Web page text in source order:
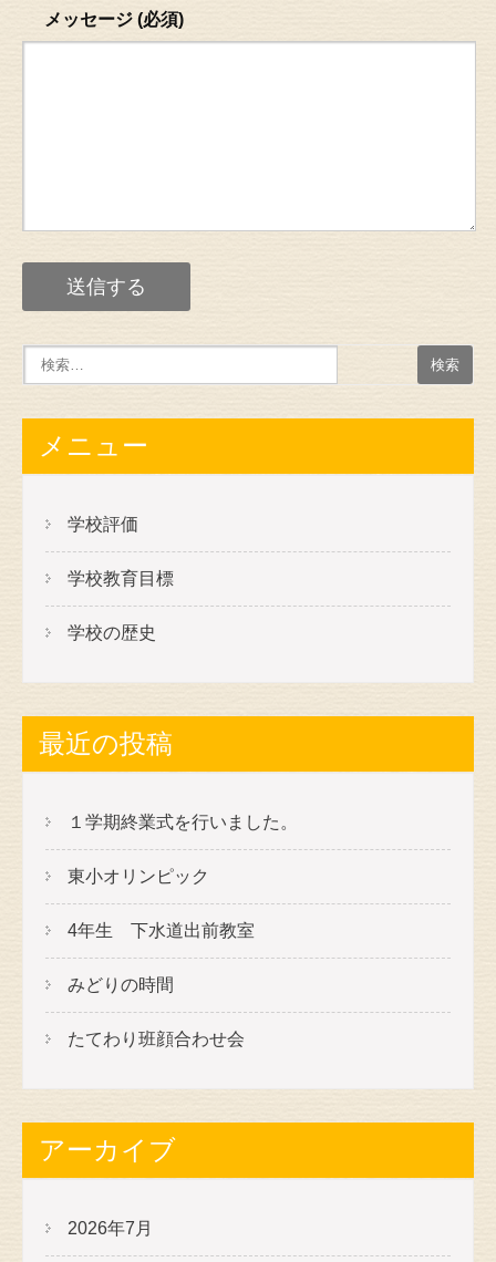
メッセージ (必須)
メニュー
学校評価
学校教育目標
学校の歴史
最近の投稿
１学期終業式を行いました。
東小オリンピック
4年生 下水道出前教室
みどりの時間
たてわり班顔合わせ会
アーカイブ
2026年7月